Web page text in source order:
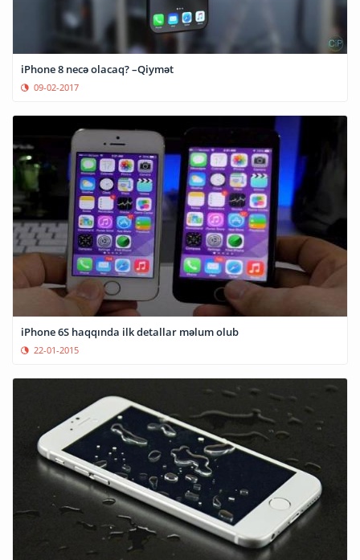
iPhone 8 necə olacaq? –Qiymət
09-02-2017
iPhone 6S haqqında ilk detallar məlum olub
22-01-2015